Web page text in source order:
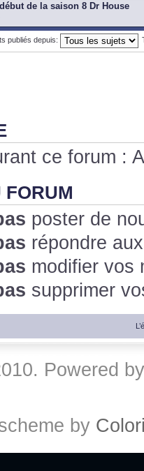
de la saison 8 Dr House
publiés depuis:
ce forum :
FORUM
poster de
répondre
modifier vos
supprimer
Powered
by